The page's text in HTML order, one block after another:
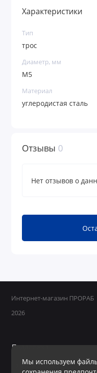
Характеристики
Тип
трос
Диаметр, мм
М5
Материал
углеродистая сталь
Отзывы 0
Нет отзывов о
Мы используем
Интернет-магазин ПРОРАБ
2026
Поддержка
+7 950 800-40-09